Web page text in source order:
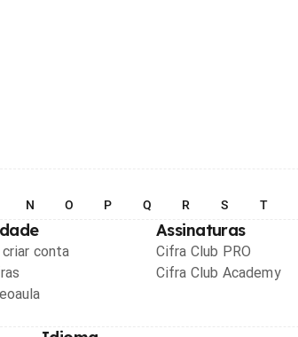
N O P Q R S T
conta
Assinaturas
Cifra Club PRO
Cifra Club Academy